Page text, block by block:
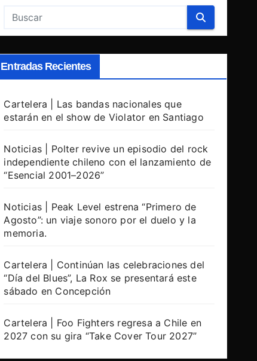
Entradas Recientes
Cartelera | Las bandas nacionales que
estarán en el show de Violator en Santiago
Noticias | Polter revive un episodio del rock
independiente chileno con el lanzamiento de
“Esencial 2001–2026”
Noticias | Peak Level estrena “Primero de
Agosto”: un viaje sonoro por el duelo y la
memoria.
Cartelera | Continúan las celebraciones del
“Día del Blues”, La Rox se presentará este
sábado en Concepción
Cartelera | Foo Fighters regresa a Chile en
2027 con su gira “Take Cover Tour 2027”